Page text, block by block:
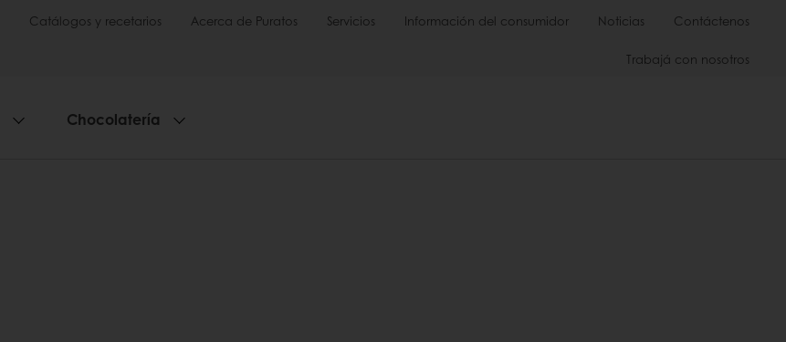
Catálogos y recetarios Acerca de Puratos Servicios Información del consumidor Noticias Contáctenos
Trabajá con nosotros
Chocolatería